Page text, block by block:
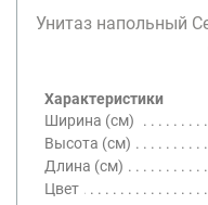
Унитаз напольный
Характеристики
Ширина (см)
Высота (см)
Длина (см)
Цвет